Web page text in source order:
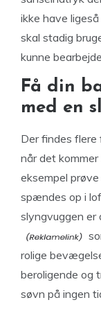
ikke have
skal stadig
kunne
Få din
med en
Der findes flere
når det
eksempel
spændes op i
slyngvuggen er
rolige
beroligende og
søvn på ingen